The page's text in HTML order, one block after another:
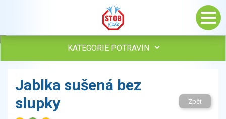
KATEGORIE POTRAVIN
Vejce
Mléko
Mléčné výrobky
Jablka sušená bez
slupky
Zpět